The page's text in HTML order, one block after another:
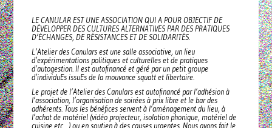
LE CANULAR EST UNE ASSOCIATION QUI A POUR OBJECTIF DE
DÉVELOPPER DES CULTURES ALTERNATIVES PAR DES PRATIQUES
D’ÉCHANGES, DE RÉSISTANCES ET DE SOLIDARITÉS.
L’Atelier des Canulars est une salle associative, un lieu
d’expérimentations politiques et culturelles et de pratiques
d’autogestion. Il est autofinancé et géré par un petit groupe
d’individuEs issuEs de la mouvance squatt et libertaire.
Le projet de l’Atelier des Canulars est autofinancé par l’adhésion à
l’association, l’organisation de soirées à prix libre et le bar des
adhérents. Tous les bénéfices servent à l’aménagement du lieu, à
l’achat de matériel (vidéo projecteur, isolation phonique, matériel de
cuisine etc…) ou en soutien à des causes urgentes. Nous avons fait le